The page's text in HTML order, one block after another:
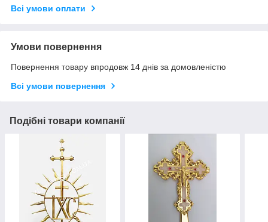
Всі умови оплати
Умови повернення
Повернення товару впродовж 14 днів за домовленістю
Всі умови повернення
Подібні товари компанії